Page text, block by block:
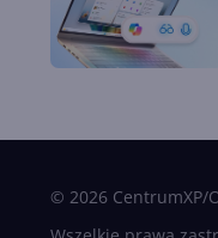
© 2026 CentrumXP/